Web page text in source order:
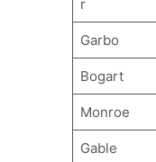
r
Garbo
Bogart
Monroe
Gable